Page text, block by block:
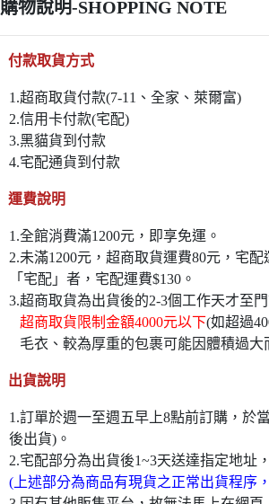
購物說明-SHOPPING NOTE
付款取貨方式
1.超商取貨付款(7-11、全家、萊爾富)
2.信用卡付款(宅配)
3.黑貓貨到付款
4.宅配通貨到付款
運費說明
1.全館消費滿1200元，即享免運。
2.未滿1200元，超商取貨運費80元，宅
「宅配」者，宅配運費$130。
3.超商取貨為出貨後的2-3個工作天才至
超商取貨限制金額4000元以下(如超過
毛衣、較為厚重的包裹可能因體積過
出貨說明
1.訂單於週一至週五早上8點前訂購，於
後出貨)。
2.宅配部分為出貨後1~3天送達指定地址
(上述部分為商品有現貨之正常出貨程序